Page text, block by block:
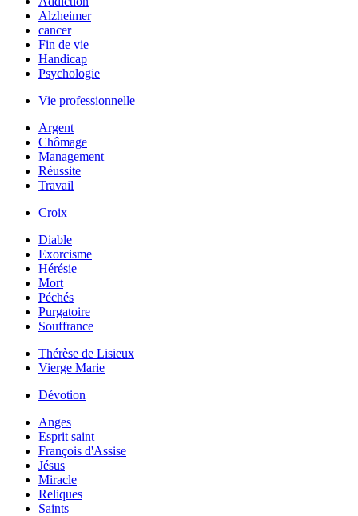
Alzheimer
cancer
Fin de vie
Handicap
Psychologie
Vie professionnelle
Argent
Chômage
Management
Réussite
Travail
Croix
Diable
Exorcisme
Hérésie
Mort
Péchés
Purgatoire
Souffrance
Thérèse de Lisieux
Vierge Marie
Dévotion
Anges
Esprit saint
François d'Assise
Jésus
Miracle
Reliques
Saints